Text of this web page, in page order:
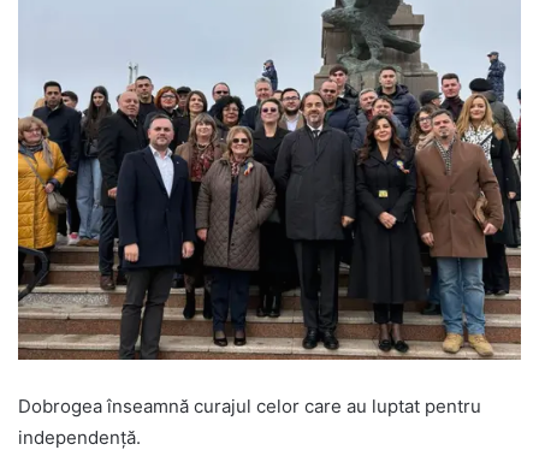
Dobrogea înseamnă curajul celor care au luptat pentru
independență.